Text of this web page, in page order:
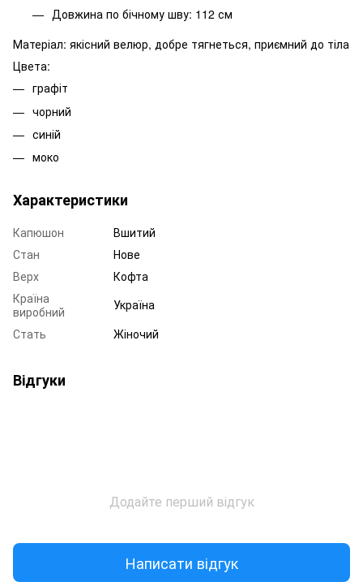
Довжина по бічному шву: 112 см
Матеріал: якісний велюр, добре тягнеться, приємний до тіла
Цвета:
графіт
чорний
синій
моко
Характеристики
Капюшон
Вшитий
Стан
Нове
Верх
Кофта
Країна
виробний
Україна
Стать
Жіночий
Відгуки
Додайте перший відгук
Написати відгук